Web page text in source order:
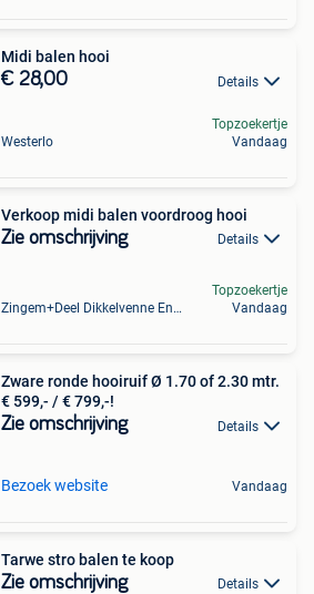
Midi balen hooi
€ 28,00 Details
Westerlo
Topzoekertje
Vandaag
Verkoop midi balen voordroog hooi
Zie omschrijving Details
Zingem+Deel Dikkelvenne En Nederzwalm-Hermelgem
Topzoekertje
Vandaag
Zware ronde hooiruif Ø 1.70 of 2.30 mtr.
€ 599,- / € 799,-!
Zie omschrijving Details
Bezoek website Vandaag
Tarwe stro balen te koop
Zie omschrijving Details